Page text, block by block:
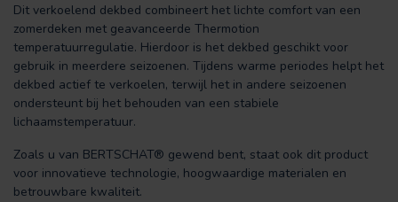
Dit verkoelend dekbed combineert het lichte comfort van een
zomerdeken met geavanceerde Thermotion
temperatuurregulatie. Hierdoor is het dekbed geschikt voor
gebruik in meerdere seizoenen. Tijdens warme periodes helpt het
dekbed actief te verkoelen, terwijl het in andere seizoenen
ondersteunt bij het behouden van een stabiele
lichaamstemperatuur.
Zoals u van BERTSCHAT® gewend bent, staat ook dit product
voor innovatieve technologie, hoogwaardige materialen en
betrouwbare kwaliteit.